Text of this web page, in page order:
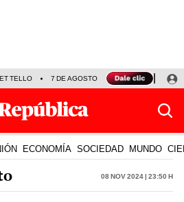
TELLO 7 DE AGOSTO TINKA RESULTADOS
ECONOMÍA SOCIEDAD MUNDO
08 Nov 2024 | 23:50 h